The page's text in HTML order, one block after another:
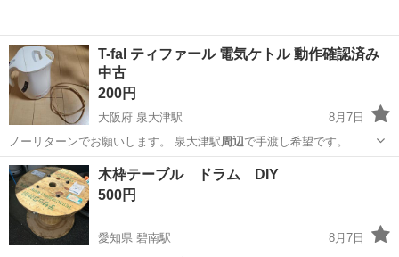
T-fal ティファール 電気ケトル 動作確認済み
中古
200円
大阪府 泉大津駅
8月7日
ノーリターンでお願いします。 泉大津駅周辺で手渡し希望です。
大阪 泉大津市 泉大津駅 キッチン家電
木枠テーブル ドラム DIY
500円
愛知県 碧南駅
8月7日